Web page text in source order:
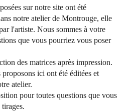
sur notre site ont été
notre atelier de Montrouge, elle
l'artiste. Nous sommes à votre
que vous pourriez vous poser
des matrices après impression.
ici ont été éditées et
atelier.
pour toutes questions que vous